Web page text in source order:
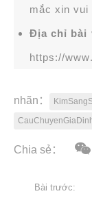
mắc xin
Địa chỉ bài
https://
nhãn：
Chia sẻ：
Bài trước: